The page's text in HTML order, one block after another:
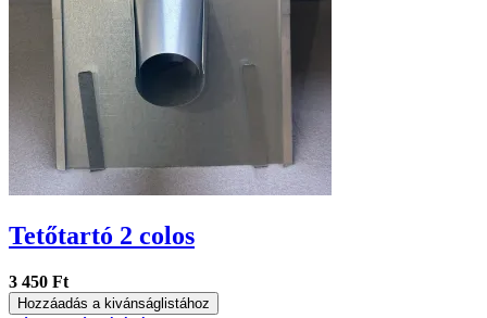
Tetőtartó 2 colos
3 450 Ft
Hozzáadás a kivánságlistához